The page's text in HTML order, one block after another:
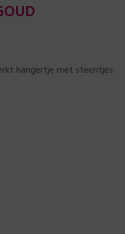
hangertje met steentjes.